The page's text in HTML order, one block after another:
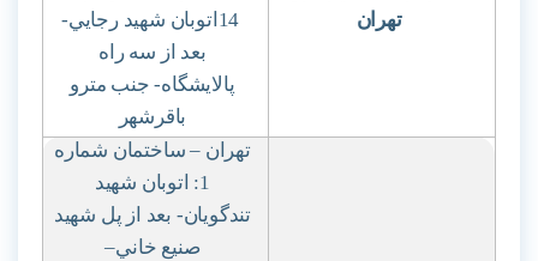
تهران
14 اتوبان شهيد رجايي-
بعد از سه راه
پالايشگاه- جنب مترو
باقرشهر
تهران – ساختمان شماره
1: اتوبان شهيد
تندگويان- بعد از پل شهيد
صنيع خاني–